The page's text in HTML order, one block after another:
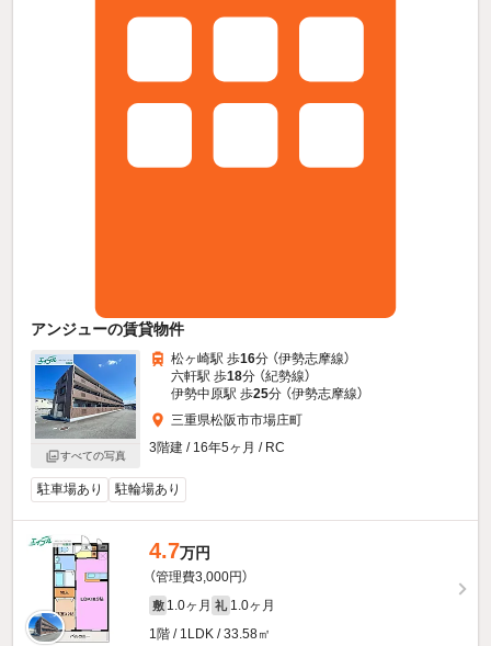
アンジューの賃貸物件
すべての写真
松ヶ崎駅 歩16分 （伊勢志摩線）
六軒駅 歩18分 （紀勢線）
伊勢中原駅 歩25分 （伊勢志摩線）
三重県松阪市市場庄町
3階建 / 16年5ヶ月 / RC
駐車場あり 駐輪場あり
4.7万円
（管理費3,000円）
敷 1.0ヶ月 礼 1.0ヶ月
1階 / 1LDK / 33.58㎡